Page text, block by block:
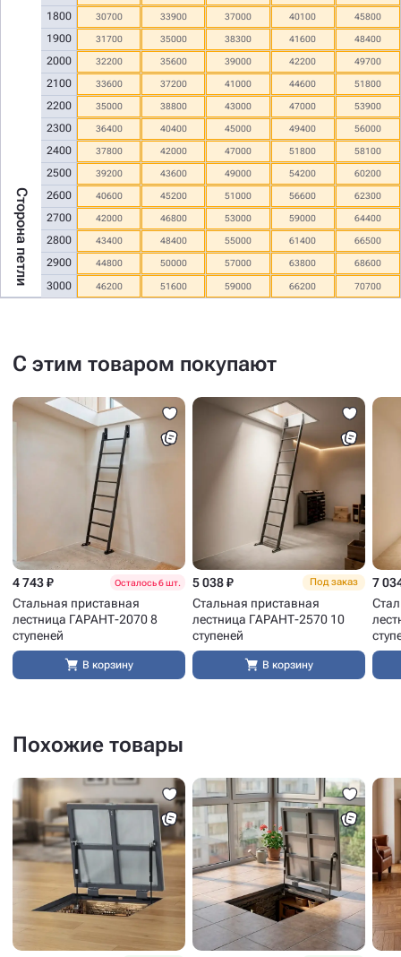
Сторона петли
1800
1900
2000
2100
2200
2300
2400
2500
2600
2700
2800
2900
3000
30700 33900 37000 40100 45800
31700 35000 38300 41600 48400
32200 35600 39000 42200 49700
33600 37200 41000 44600 51800
35000 38800 43000 47000 53900
36400 40400 45000 49400 56000
37800 42000 47000 51800 58100
39200 43600 49000 54200 60200
40600 45200 51000 56600 62300
42000 46800 53000 59000 64400
43400 48400 55000 61400 66500
44800 50000 57000 63800 68600
46200 51600 59000 66200 70700
С этим товаром покупают
4 743 ₽ Осталось 6 шт.
Стальная приставная
лестница ГАРАНТ-2070 8
ступеней
В корзину
5 038 ₽ Под заказ
Стальная приставная
лестница ГАРАНТ-2570 10
ступеней
В корзину
7
Похожие товары